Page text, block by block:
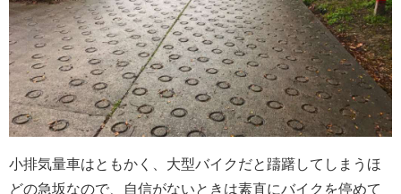
小排気量車はともかく、大型バイクだと躊躇してしまうほ
どの急坂なので、自信がないときは素直にバイクを停めて